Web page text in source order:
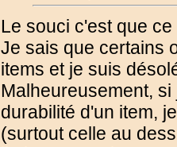
Le souci c'est que
Je sais que certains
items et je suis
Malheureusement,
durabilité d'un item,
(surtout celle au